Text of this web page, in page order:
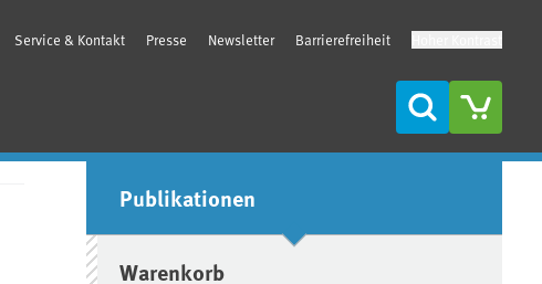
Service & Kontakt Presse Newsletter Barrierefreiheit
Suche
Seitenleiste
Publikationen
Warenkorb